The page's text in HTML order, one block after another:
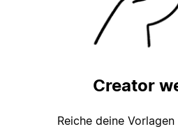
Creator
Reiche deine